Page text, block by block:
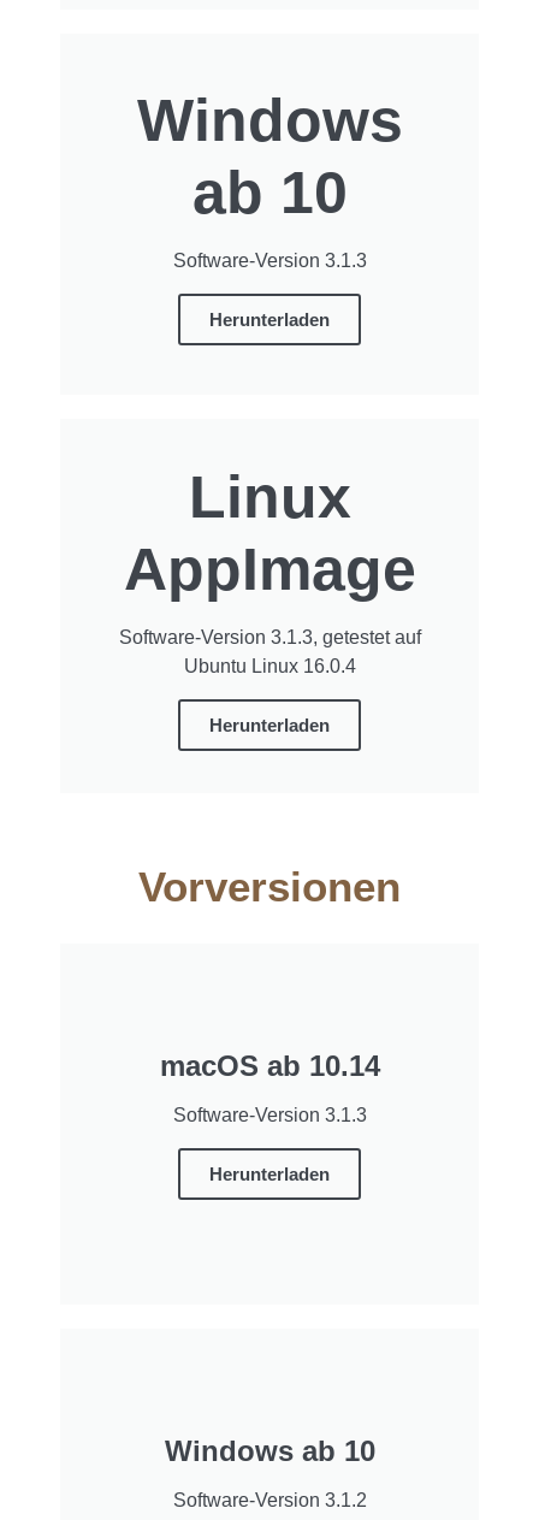
Windows
ab 10
Software-Version 3.1.3
Herunterladen
Linux
AppImage
Software-Version 3.1.3, getestet auf
Ubuntu Linux 16.0.4
Herunterladen
Vorversionen
macOS ab 10.14
Software-Version 3.1.3
Herunterladen
Windows ab 10
Software-Version 3.1.2